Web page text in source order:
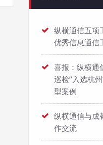
纵横通信五项
优秀信息通信
喜报：纵横通
巡检”入选杭
型案例
纵横通信与成
作交流